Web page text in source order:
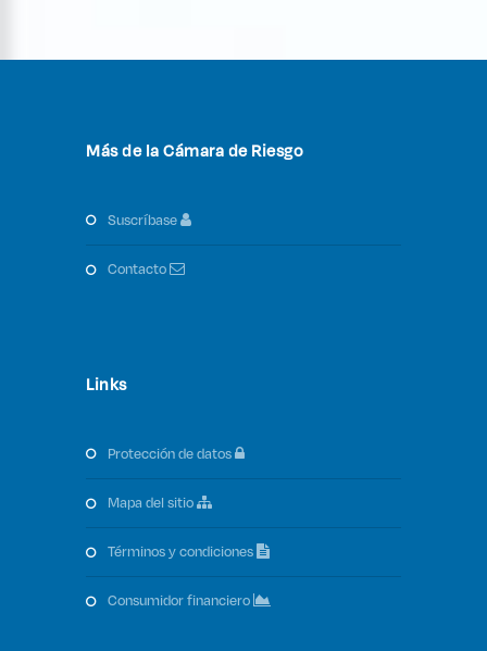
Más de la Cámara de Riesgo
suscríbase
contacto
Links
protección de datos
mapa del sitio
términos y condiciones
consumidor financiero